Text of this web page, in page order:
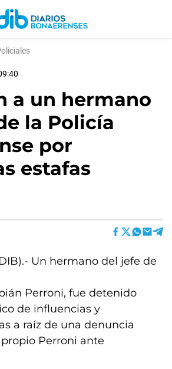
a un hermano
la Policía
por
estafas
Un hermano del jefe de
Perroni, fue detenido
de influencias y
a raíz de una denuncia
Perroni ante